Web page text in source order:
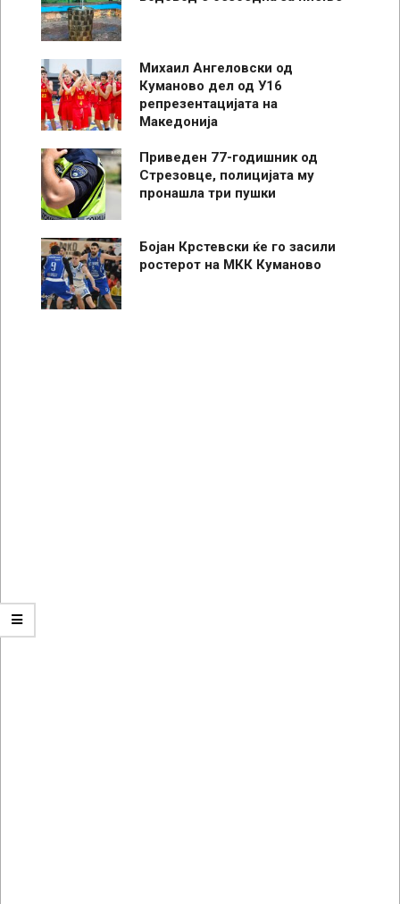
Михаил Ангеловски од
Куманово дел од У16
репрезентацијата на
Македонија
Приведен 77-годишник од
Стрезовце, полицијата му
пронашла три пушки
Бојан Крстевски ќе го засили
ростерот на МКК Куманово